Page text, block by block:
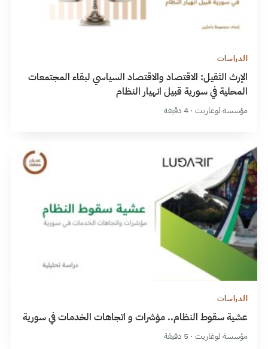
الدراسات
الإرث الثقيل: الاقتصاد والاقتصاد السياسي لبقاء المجتمعات
المحلية في سورية قبيل انهيار النظام
مؤسسة لوغاريت · 4 دقيقة
الدراسات
عشية سقوط النظام.. مؤشرات و اتجاهات الخدمات في سورية
مؤسسة لوغاريت · 5 دقيقة